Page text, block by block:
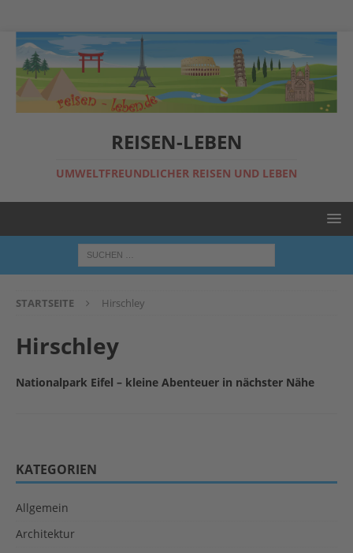
REISEN-LEBEN
UMWELTFREUNDLICHER REISEN UND LEBEN
STARTSEITE Hirschley
Hirschley
Nationalpark Eifel – kleine Abenteuer in nächster Nähe
KATEGORIEN
Allgemein
Architektur